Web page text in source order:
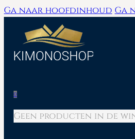
Ga naar hoofdinhoud Ga
0
Geen producten in de